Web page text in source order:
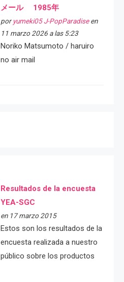
メール 1985年
por yumeki05 J-PopParadiseen
11 marzo 2026 a las 5:23
Noriko Matsumoto / haruiro
no air mail
Resultados de la encuesta
YEA-SGC
en 17 marzo 2015
Estos son los resultados de la
encuesta realizada a nuestro
público sobre los productos